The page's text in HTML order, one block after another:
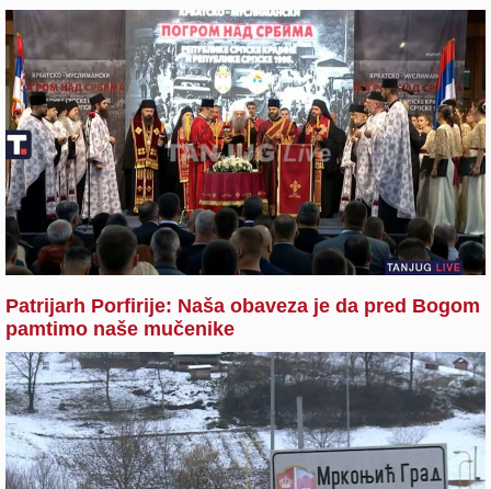
Patrijarh Porfirije: Naša obaveza je da pred Bogom
pamtimo naše mučenike